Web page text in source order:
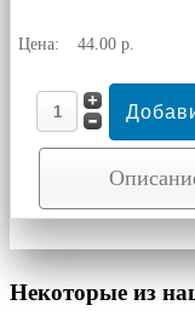
Цена: 44.00 р.
Некоторые из